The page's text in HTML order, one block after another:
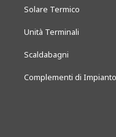
Solare Termico
Unità Terminali
Scaldabagni
Complementi di Impianto